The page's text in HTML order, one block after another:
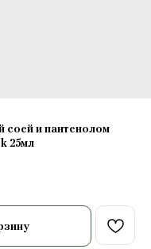
соей и пантенолом
25мл